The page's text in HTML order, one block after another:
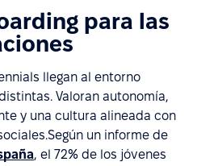
para las
llegan al entorno
Valoran autonomía,
y una cultura alineada con
un informe de
, el 72% de los jóvenes